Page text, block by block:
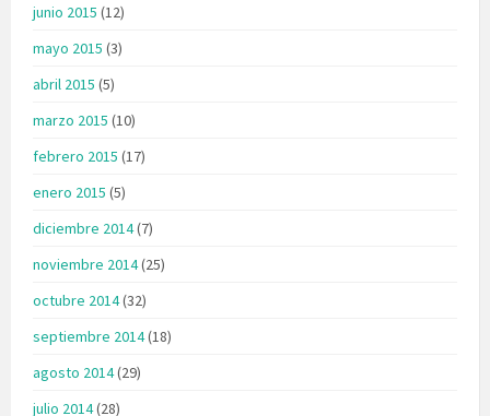
junio 2015 (12)
mayo 2015 (3)
abril 2015 (5)
marzo 2015 (10)
febrero 2015 (17)
enero 2015 (5)
diciembre 2014(7)
noviembre 2014(25)
octubre 2014(32)
septiembre 2014(18)
agosto 2014(29)
julio 2014(28)